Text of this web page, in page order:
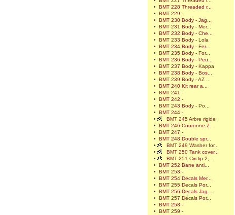
•
BMT 228 Threaded r...
•
BMT 229 -
•
BMT 230 Body - Jag...
•
BMT 231 Body - Mer...
•
BMT 232 Body - Che...
•
BMT 233 Body - Lola
•
BMT 234 Body - Fer...
•
BMT 235 Body - For...
•
BMT 236 Body - Peu...
•
BMT 237 Body - Kappa
•
BMT 238 Body - Bos...
•
BMT 239 Body - AZ ...
•
BMT 240 Kit rear a...
•
BMT 241 -
•
BMT 242 -
•
BMT 243 Body - Po...
•
BMT 244 -
•
BMT 245 Arbre rigide
•
BMT 246 Couronne Z...
•
BMT 247 -
•
BMT 248 Double spr...
•
BMT 249 Washer for...
•
BMT 250 Tank cover...
•
BMT 251 Circlip 2,...
•
BMT 252 Barre anti...
•
BMT 253 -
•
BMT 254 Decals Mer...
•
BMT 255 Decals Por...
•
BMT 256 Decals Jag...
•
BMT 257 Decals Por...
•
BMT 258 -
•
BMT 259 -